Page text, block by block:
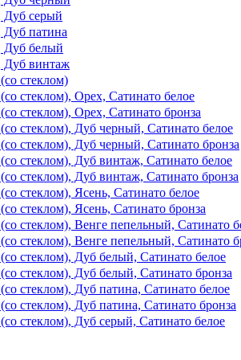
Дуб серый
Дуб патина
Дуб белый
Дуб винтаж
стеклом)
стеклом), Орех, Сатинато белое
стеклом), Орех, Сатинато бронза
стеклом), Дуб черный, Сатинато белое
стеклом), Дуб черный, Сатинато бронза
стеклом), Дуб винтаж, Сатинато белое
стеклом), Дуб винтаж, Сатинато бронза
стеклом), Ясень, Сатинато белое
стеклом), Ясень, Сатинато бронза
стеклом), Венге пепельный, Сатинато
стеклом), Венге пепельный, Сатинато
стеклом), Дуб белый, Сатинато белое
стеклом), Дуб белый, Сатинато бронза
стеклом), Дуб патина, Сатинато белое
стеклом), Дуб патина, Сатинато бронза
стеклом), Дуб серый, Сатинато белое